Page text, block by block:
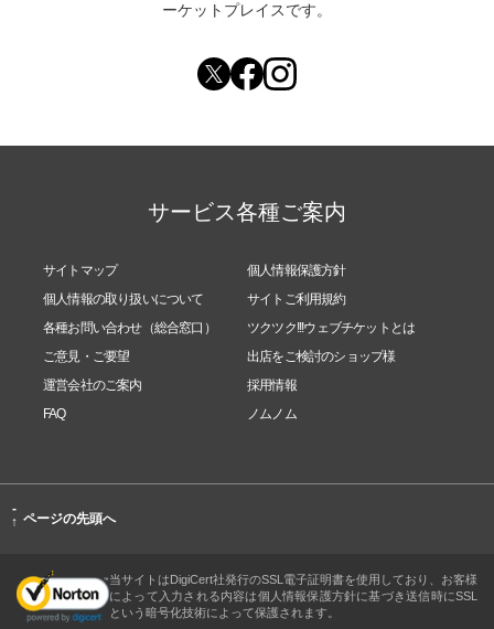
ーケットプレイスです。
サービス各種ご案内
サイトマップ
個人情報保護方針
個人情報の取り扱いについて
サイトご利用規約
各種お問い合わせ（総合窓口）
ツクツク!!!ウェブチケットとは
ご意見・ご要望
出店をご検討のショップ様
運営会社のご案内
採用情報
FAQ
ノムノム
-
↑ ページの先頭へ
当サイトはDigiCert社発行のSSL電子証明書を使用しており、お客様
によって入力される内容は個人情報保護方針に基づき送信時にSSL
という暗号化技術によって保護されます。